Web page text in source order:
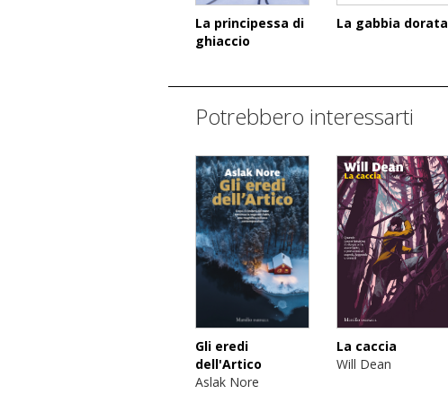
La principessa di
ghiaccio
La gabbia dorata
Potrebbero interessarti
Gli eredi
dell'Artico
Aslak Nore
La caccia
Will Dean